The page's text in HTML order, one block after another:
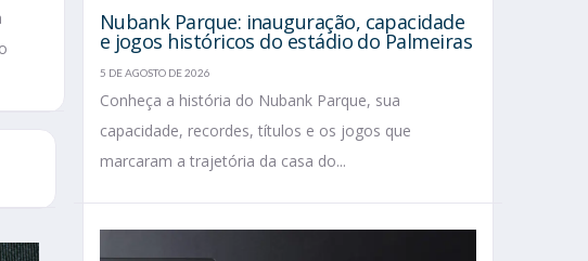
Nubank Parque: inauguração, capacidade
e jogos históricos do estádio do Palmeiras
5 DE AGOSTO DE 2026
Conheça a história do Nubank Parque, sua
capacidade, recordes, títulos e os jogos que
marcaram a trajetória da casa do...